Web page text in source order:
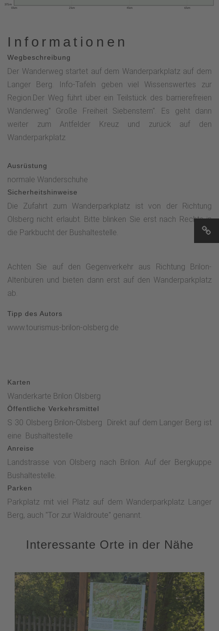
0 km 2 km 4 km 6 km
375 m
Informationen
Wegbeschreibung
Der Wanderweg startet auf dem Wanderparkplatz auf dem
Langer Berg. Info-Tafeln geben viel Wissenswertes zur
Region.Der Weg führt über ein Teilstück des barrierefreien
Wanderweg" Große Freiheit Siebenstern". Es geht dann
weiter zum Antfelder Kreuz und zurück auf den
Wanderparkplatz
Ausrüstung
normale Wanderschuhe
Sicherheitshinweise
Die Zufahrt zum Wanderparkplatz ist von der Richtung
Olsberg nicht erlaubt. Bitte blinken Sie erst nach Rechts in
die Parkbucht der Bushaltestelle.
Achten Sie auf den Gegenverkehr aus Richtung Brilon-
Altenbüren und bieten dann erst auf den Wanderparkplatz
ab.
Tipp des Autors
www.tourismus-brilon-olsberg.de
Karten
Wanderkarte Brilon Olsberg
Öffentliche Verkehrsmittel
S 30 Olsberg Brilon-Olsberg Direkt auf dem Langer Berg ist
eine Bushaltestelle
Anreise
Landstrasse von Olsberg nach Brilon. Auf der Bergkuppe
Bushaltestelle.
Parken
Parkplatz mit viel Platz auf dem Wanderparkplatz Langer
Berg, auch "Tor zur Waldroute" genannt.
Interessante Orte in der Nähe